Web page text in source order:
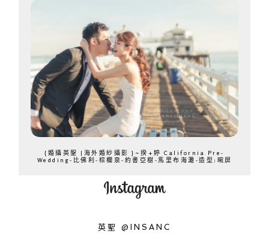
{婚攝英聖 |海外婚紗攝影 }~揆+婷 California Pre-
Wedding-比佛利-棕櫚泉-約書亞樹-馬里布海灘-造型:晼屏
英聖 @INSANC